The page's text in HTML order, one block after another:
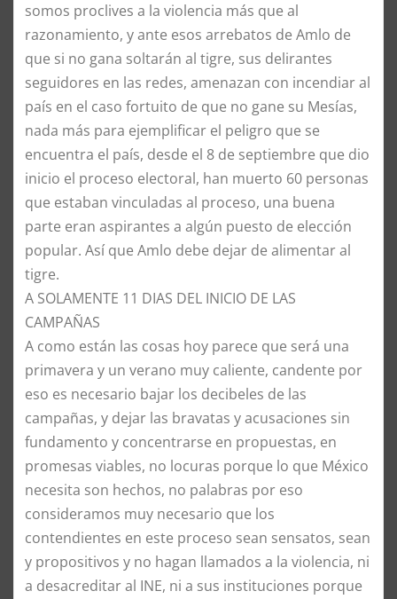
somos proclives a la violencia más que al
razonamiento, y ante esos arrebatos de Amlo de
que si no gana soltarán al tigre, sus delirantes
seguidores en las redes, amenazan con incendiar al
país en el caso fortuito de que no gane su Mesías,
nada más para ejemplificar el peligro que se
encuentra el país, desde el 8 de septiembre que dio
inicio el proceso electoral, han muerto 60 personas
que estaban vinculadas al proceso, una buena
parte eran aspirantes a algún puesto de elección
popular. Así que Amlo debe dejar de alimentar al
tigre.​
​A SOLAMENTE 11 DIAS DEL INICIO DE LAS
CAMPAÑAS
​A como están las cosas hoy parece que será una
primavera y un verano muy caliente, candente por
eso es necesario bajar los decibeles de las
campañas, y dejar las bravatas y acusaciones sin
fundamento y concentrarse en propuestas, en
promesas viables, no locuras porque lo que México
necesita son hechos, no palabras por eso
consideramos muy necesario que los
contendientes en este proceso sean sensatos, sean
y propositivos y no hagan llamados a la violencia, ni
a desacreditar al INE, ni a sus instituciones porque